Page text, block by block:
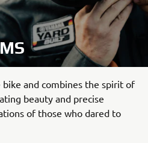
and combines the spirit of
beauty and precise
of those who dared to